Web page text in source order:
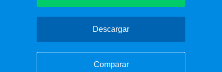
Descargar
Comparar